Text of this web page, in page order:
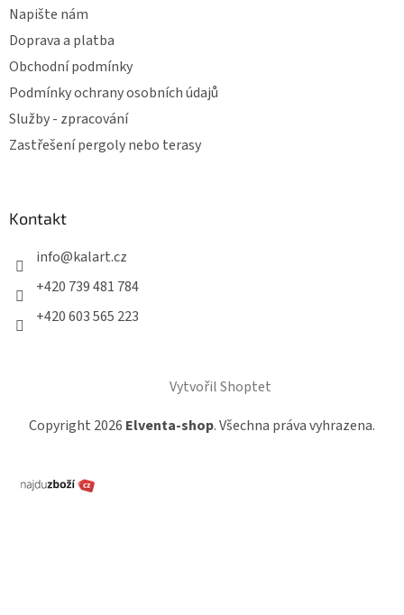
Napište nám
Doprava a platba
Obchodní podmínky
Podmínky ochrany osobních údajů
Služby - zpracování
Zastřešení pergoly nebo terasy
Kontakt
info@kalart.cz
+420 739 481 784
+420 603 565 223
Vytvořil Shoptet
Copyright 2026 Elventa-shop. Všechna práva vyhrazena.